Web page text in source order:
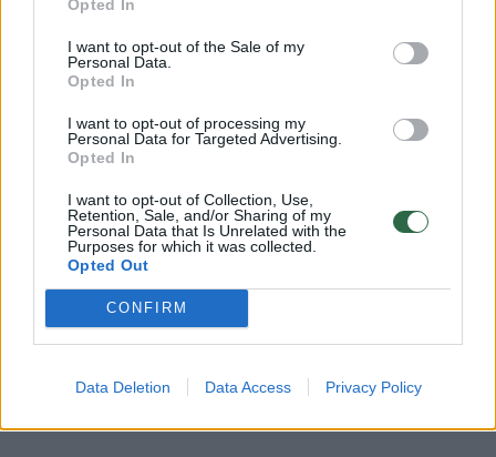
Opted In
I want to opt-out of the Sale of my
Personal Data.
Opted In
I want to opt-out of processing my
Personal Data for Targeted Advertising.
Opted In
I want to opt-out of Collection, Use,
Retention, Sale, and/or Sharing of my
Personal Data that Is Unrelated with the
Purposes for which it was collected.
Opted Out
CONFIRM
Data Deletion Data Access Privacy Policy
teigė, kad VRK pati turėtų sudėlioti, kokie
duomenis turėtų būti rodomi.
Seimo narys Vitalijus Šeršniovas pastebėjo,
kad jis yra pirmas šalyje kandidatas į Seimą,
kuris rinko parašus vien tik elektroniniu būdu.
„Šiais laikais tai yra patogiau ir šiuolaikiškiau“,